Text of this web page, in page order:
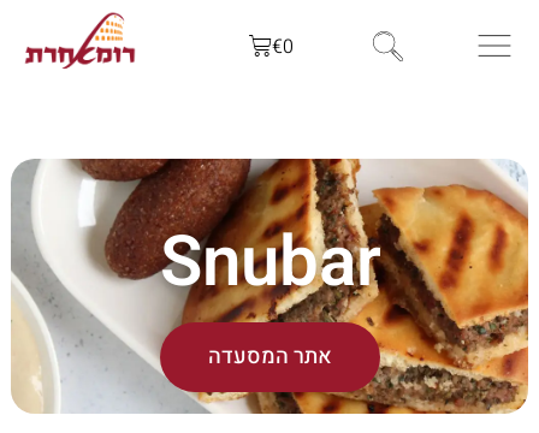
€0
Snubar
אתר המסעדה